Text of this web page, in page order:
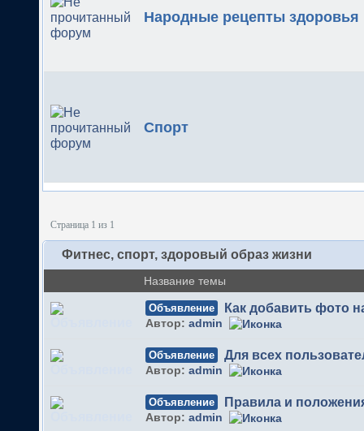
Народные рецепты здоровья
Спорт
Страница 1 из 1
Фитнес, спорт, здоровый образ жизни
Название темы
Объявление Как добавить фото
Автор: admin
Объявление Для всех
Автор: admin
Объявление Правила и
Автор: admin